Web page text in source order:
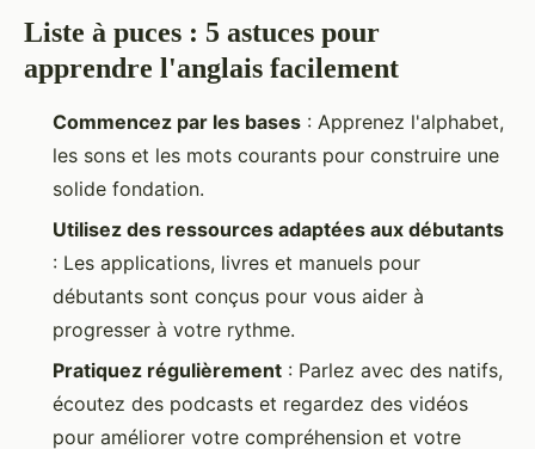
Liste à puces : 5 astuces pour
apprendre l'anglais facilement
Commencez par les bases : Apprenez l'alphabet,
les sons et les mots courants pour construire une
solide fondation.
Utilisez des ressources adaptées aux débutants
: Les applications, livres et manuels pour
débutants sont conçus pour vous aider à
progresser à votre rythme.
Pratiquez régulièrement : Parlez avec des natifs,
écoutez des podcasts et regardez des vidéos
pour améliorer votre compréhension et votre